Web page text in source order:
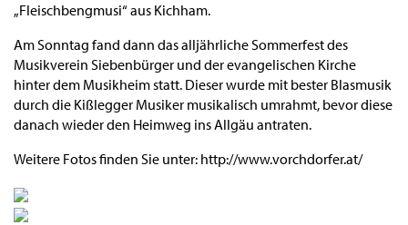
„Fleischbengmusi“ aus Kichham.
Am Sonntag fand dann das alljährliche Sommerfest des
Musikverein Siebenbürger und der evangelischen Kirche
hinter dem Musikheim statt. Dieser wurde mit bester Blasmusik
durch die Kißlegger Musiker musikalisch umrahmt, bevor diese
danach wieder den Heimweg ins Allgäu antraten.
Weitere Fotos finden Sie unter: http://www.vorchdorfer.at/